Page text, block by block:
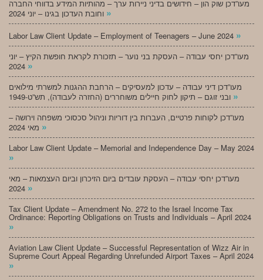
מעו”דכן שוק הון – חידושים בדיני ניירות ערך – מהותיות המידע בדווחי החברה
»
Labor Law Client Update – Employment of Teenagers – June 2024 »
מעו”דכן יחסי עבודה – העסקת בני נוער – תזכורת לקראת חופשת הקיץ – יוני
»
מעו”דכן דיני עבודה – עדכון למעסיקים – הרחבת ההגנות למשרתי מילואים
»
מעו”דכן לקוחות פרטיים, העברות בין דוריות וניהול סכסוכי משפחה וירושה –
»
Labor Law Client Update – Memorial and Independence Day – May 2024
»
מעו”דכן יחסי עבודה – העסקת עובדים ביום הזיכרון וביום העצמאות – מאי
»
Tax Client Update – Amendment No. 272 to the Israel Income Tax
Ordinance: Reporting Obligations on Trusts and Individuals – April 2024
»
Aviation Law Client Update – Successful Representation of Wizz Air in
Supreme Court Appeal Regarding Unrefunded Airport Taxes – April 2024
»